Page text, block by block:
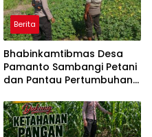
Berita
Bhabinkamtibmas Desa
Pamanto Sambangi Petani
dan Pantau Pertumbuhan